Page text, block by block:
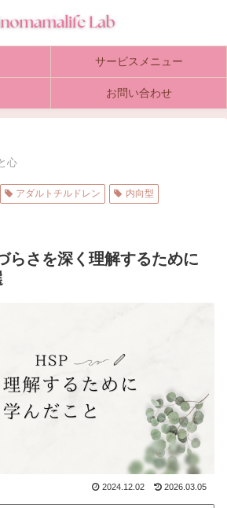
サービスメニュー
お問い合わせ
心
アダルトチルドレン
内向型
らさを深く理解するために
2024.12.02 2026.03.05